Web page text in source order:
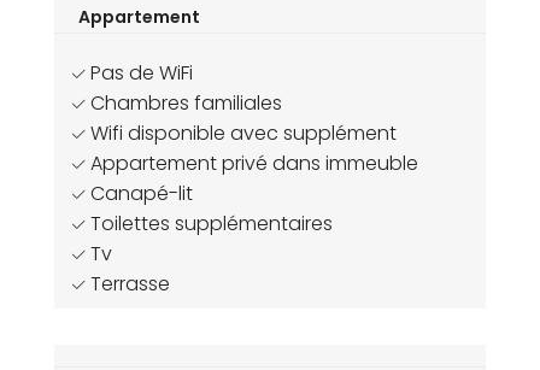
Appartement
Pas de WiFi
Chambres familiales
Wifi disponible avec supplément
Appartement privé dans immeuble
Canapé-lit
Toilettes supplémentaires
Tv
Terrasse